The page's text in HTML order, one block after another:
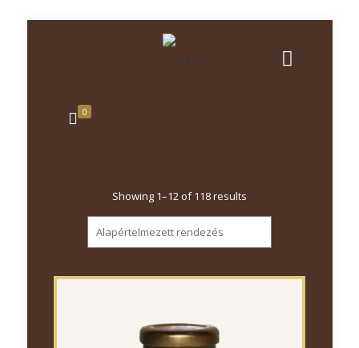
0
Showing 1–12 of 118 results